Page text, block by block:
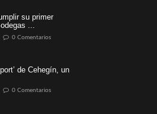
su primer
...
0 Comentarios
de Cehegín, un
0 Comentarios